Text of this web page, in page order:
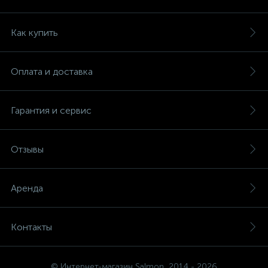
Как купить
Оплата и доставка
Гарантия и сервис
Отзывы
Аренда
Контакты